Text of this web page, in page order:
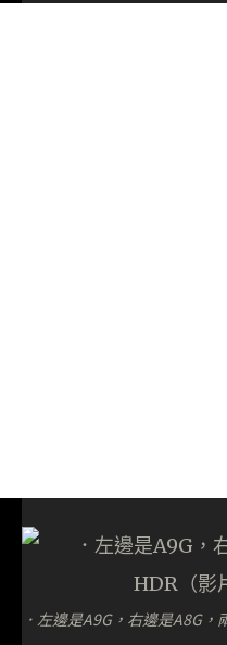
．左邊是A9G，右邊是A8G